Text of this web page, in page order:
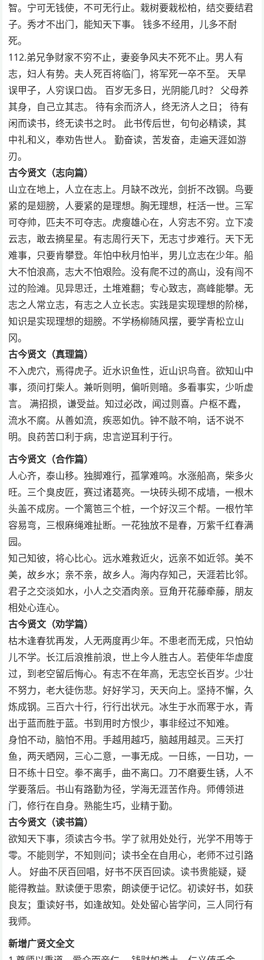
智。宁可无钱使，不可无行止。栽树要栽松柏，结交要结君
子。秀才不出门，能知天下事。 钱多不经用，儿多不耐
死。
112.弟兄争财家不穷不止，妻妾争风夫不死不止。男人有
志，妇人有势。夫人死百将临门，将军死一卒不至。 天旱
误甲子，人穷误口齿。 百岁无多日，光阴能几时？ 父母养
其身，自己立其志。 待有余而济人，终无济人之日； 待有
闲而读书，终无读书之时。 此书传后世，句句必精读，其
中礼和义，奉劝告世人。 勤奋读，苦发奋，走遍天涯如游
刃。
古今贤文（志向篇）
山立在地上，人立在志上。月缺不改光，剑折不改钢。鸟要
紧的是翅膀，人要紧的是理想。胸无理想，枉活一世。三军
可夺帅，匹夫不可夺志。虎瘦雄心在，人穷志不穷。立下凌
云志，敢去摘星星。有志周行天下，无志寸步难行。天下无
难事，只要肯攀登。年怕中秋月怕半，男儿立志在少年。船
大不怕浪高，志大不怕艰险。没有爬不过的高山，没有闯不
过的险滩。见异思迁，土堆难翻；专心致志，高峰能攀。无
志之人常立志，有志之人立长志。实践是实现理想的阶梯，
知识是实现理想的翅膀。不学杨柳随风摆，要学青松立山
冈。
古今贤文（真理篇）
不入虎穴，焉得虎子。近水识鱼性，近山识鸟音。欲知山中
事，须问打柴人。兼听则明，偏听则暗。多看事实，少听虚
言。 满招损，谦受益。知过必改，闻过则喜。户枢不蠹，
流水不腐。从善如流，疾恶如仇。钟不敲不响，话不说不
明。良药苦口利于病，忠言逆耳利于行。
古今贤文（合作篇）
人心齐，泰山移。独脚难行，孤掌难鸣。水涨船高，柴多火
旺。三个臭皮匠，赛过诸葛亮。一块砖头砌不成墙，一根木
头盖不成房。一个篱笆三个桩，一个好汉三个帮。一根竹竿
容易弯，三根麻绳难扯断。一花独放不是春，万紫千红春满
园。
知己知彼，将心比心。远水难救近火，远亲不如近邻。美不
美，故乡水；亲不亲，故乡人。海内存知己，天涯若比邻。
君子之交淡如水，小人之交酒肉亲。豆角开花藤牵藤，朋友
相处心连心。
古今贤文（劝学篇）
枯木逢春犹再发，人无两度再少年。不患老而无成，只怕幼
儿不学。长江后浪推前浪，世上今人胜古人。若使年华虚度
过，到老空留后悔心。有志不在年高，无志空长百岁。少壮
不努力，老大徒伤悲。好好学习，天天向上。坚持不懈，久
炼成钢。三百六十行，行行出状元。冰生于水而寒于水，青
出于蓝而胜于蓝。书到用时方恨少，事非经过不知难。
身怕不动，脑怕不用。手越用越巧，脑越用越灵。三天打
鱼，两天晒网，三心二意，一事无成。一日练，一日功，一
日不练十日空。拳不离手，曲不离口。刀不磨要生锈，人不
学要落后。书山有路勤为径，学海无涯苦作舟。师傅领进
门，修行在自身。熟能生巧，业精于勤。
古今贤文（读书篇）
欲知天下事，须读古今书。学了就用处处行，光学不用等于
零。不能则学，不知则问；读书全在自用心，老师不过引路
人。 好曲不厌百回唱，好书不厌百回读。读书贵能疑，疑
能得教益。默读便于思索，朗读便于记忆。初读好书，如获
良友；重读好书，如逢故知。处处留心皆学问，三人同行有
我师。
新增广贤文全文